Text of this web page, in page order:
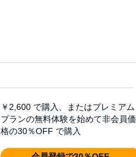
￥2,600 で購入、またはプレミアム
プランの無料体験を始めて非会員価
格の30％OFF で購入